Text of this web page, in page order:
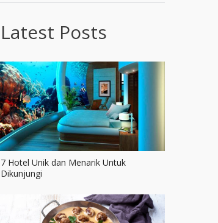
Latest Posts
7 Hotel Unik dan Menarik Untuk
Dikunjungi